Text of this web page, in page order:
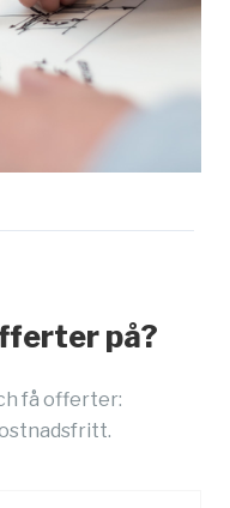
på?
få offerter: